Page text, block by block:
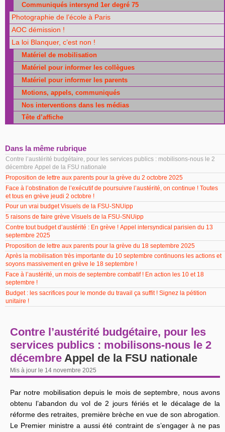
Communiqués intersynd 1er degré 75
Photographie de l’école à Paris
AOC démission !
La loi Blanquer, c’est non !
Matériel de mobilisation
Matériel pour informer les collègues
Matériel pour informer les parents
Motions, appels, communiqués
Nos interventions dans les médias
Tête d’affiche
Dans la même rubrique
Contre l’austérité budgétaire, pour les services publics : mobilisons-nous le 2
décembre Appel de la FSU nationale
Proposition de lettre aux parents pour la grève du 2 octobre 2025
Face à l’obstination de l’exécutif de poursuivre l’austérité, on continue ! Toutes
et tous en grève jeudi 2 octobre !
Pour un vrai budget Visuels de la FSU-SNUipp
5 raisons de faire grève Visuels de la FSU-SNUipp
Contre tout budget d’austérité : En grève ! Appel intersyndical parisien du 13
septembre 2025
Proposition de lettre aux parents pour la grève du 18 septembre 2025
Après la mobilisation très importante du 10 septembre continuons les actions et
soyons massivement en grève le 18 septembre !
Face à l’austérité, un mois de septembre combatif ! En action les 10 et 18
septembre !
Budget : les sacrifices pour le monde du travail ça suffit ! Signez la pétition
unitaire !
Contre l’austérité budgétaire, pour les
services publics : mobilisons-nous le 2
décembre Appel de la FSU nationale
Mis à jour le 14 novembre 2025
Par notre mobilisation depuis le mois de septembre, nous avons
obtenu l’abandon du vol de 2 jours fériés et le décalage de la
réforme des retraites, première brèche en vue de son abrogation.
Le Premier ministre a aussi été contraint de s’engager à ne pas